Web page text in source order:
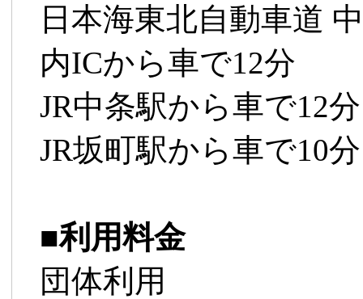
日本海東北自動車道
内ICから車で12分
JR中条駅から車で12分
JR坂町駅から車で10分
■利用料金
団体利用